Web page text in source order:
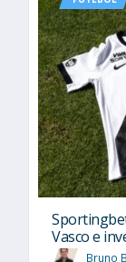
Vasco e
Bruno